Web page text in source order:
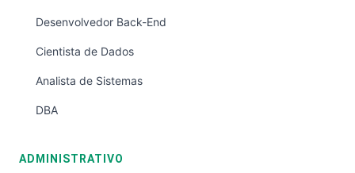
Desenvolvedor Back-End
Cientista de Dados
Analista de Sistemas
DBA
ADMINISTRATIVO